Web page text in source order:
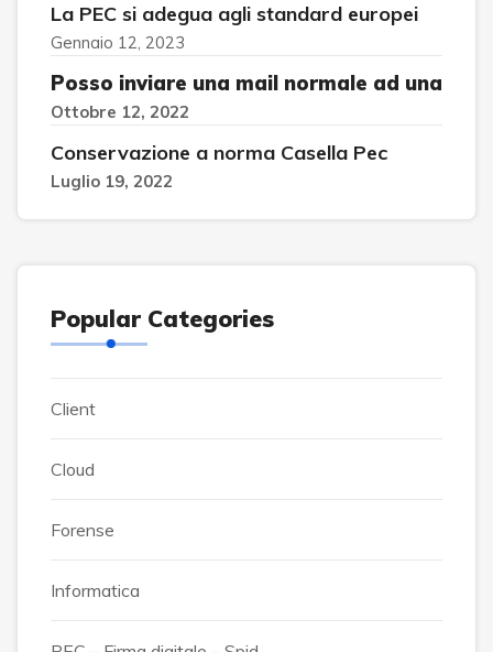
La PEC si adegua agli standard europei
Gennaio 12, 2023
Posso inviare una mail normale ad una
Ottobre 12, 2022
Conservazione a norma Casella Pec
Luglio 19, 2022
Popular Categories
Client
Cloud
Forense
Informatica